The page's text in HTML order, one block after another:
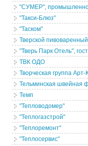
"СУМЕР",
"Такси-Блюз"
"Таском"
Тверской
"Тверь Парк Отель",
ТВК ОДО
Творческая группа Арт-
Тельминская швейная
Темп
"Тепловодомер"
"Теплогазстрой"
"Теплоремонт"
"Теплосервис"